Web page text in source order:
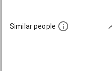
Similar people